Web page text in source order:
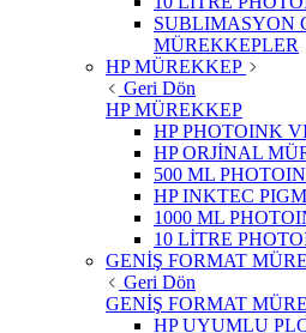
SUBLIMASYON
MÜREKKEPLER
HP MÜREKKEP
Geri Dön
HP MÜREKKEP
HP PHOTOINK
HP ORJİNAL
500 ML
HP INKTEC
1000 ML
10 LİTRE
GENİŞ FORMAT
Geri Dön
GENİŞ FORMAT
HP UYUMLU